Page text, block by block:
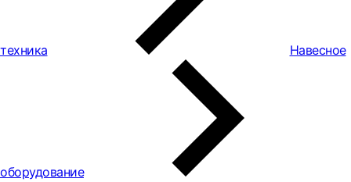
техника Навесное
оборудование